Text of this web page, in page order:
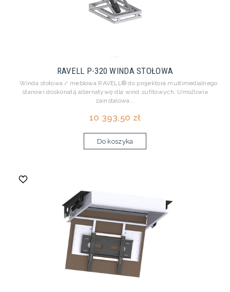
RAVELL P-320 WINDA STOŁOWA
Winda stołowa / meblowa RAVELL® do projektora multimedialnego
stanowi doskonałą alternatywę dla wind sufitowych. Umożliwia
zainstalowa...
10 393,50 zł
Do koszyka